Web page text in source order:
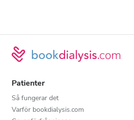
Patienter
Så fungerar det
Varför bookdialysis.com